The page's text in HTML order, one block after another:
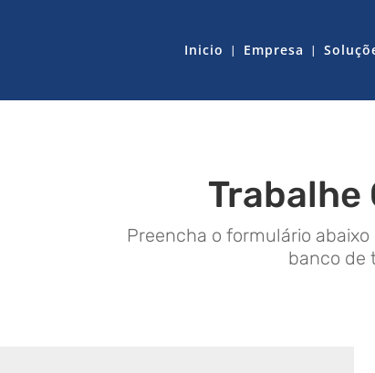
Inicio Empresa
Trabalhe
Preencha o formulário
banco de